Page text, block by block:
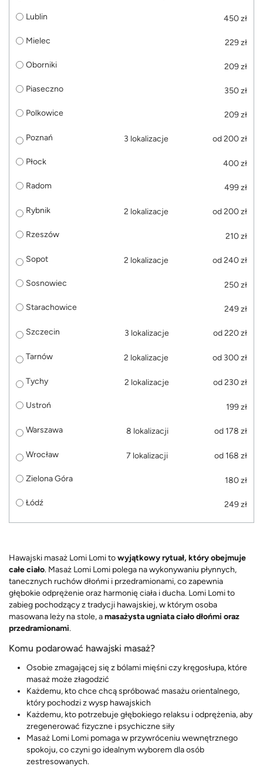
Lublin 450 zł
Mielec 229 zł
Oborniki 209 zł
Piaseczno 350 zł
Polkowice 209 zł
Poznań 3 lokalizacje od 200 zł
Płock 400 zł
Radom 499 zł
Rybnik 2 lokalizacje od 200 zł
Rzeszów 210 zł
Sopot 2 lokalizacje od 240 zł
Sosnowiec 250 zł
Starachowice 249 zł
Szczecin 3 lokalizacje od 220 zł
Tarnów 2 lokalizacje od 300 zł
Tychy 2 lokalizacje od 230 zł
Ustroń 199 zł
Warszawa 8 lokalizacji od 178 zł
Wrocław 7 lokalizacji od 168 zł
Zielona Góra 180 zł
Łódź 249 zł
Hawajski masaż Lomi Lomi towyjątkowy rytuał, który obejmuje
całe ciało. Masaż Lomi Lomi polega na wykonywaniu płynnych,
tanecznych ruchów dłońmi i przedramionami, co zapewnia
głębokie odprężenie oraz harmonię ciała i ducha. Lomi Lomi to
zabieg pochodzący z tradycji hawajskiej, w którym osoba
masowana leży na stole, amasażysta ugniata ciało dłońmi oraz
przedramionami.
Komu podarować hawajski masaż?
Osobie zmagającej się z bólami mięśni czy kręgosłupa, które
masaż może złagodzić
Każdemu, kto chce chcą spróbować masażu orientalnego,
który pochodzi z wysp hawajskich
Każdemu, kto potrzebuje głębokiego relaksu i odprężenia, aby
zregenerować fizyczne i psychiczne siły
Masaż Lomi Lomi pomaga w przywróceniu wewnętrznego
spokoju, co czyni go idealnym wyborem dla osób
zestresowanych.